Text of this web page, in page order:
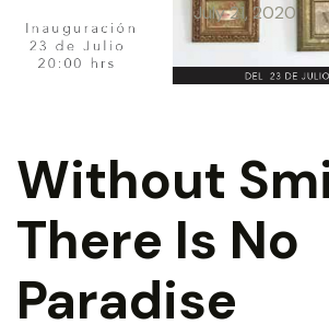
July 21, 2020
Without
There Is No
Paradise